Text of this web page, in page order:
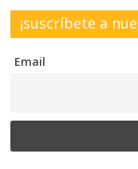
¡suscríbete a
Email